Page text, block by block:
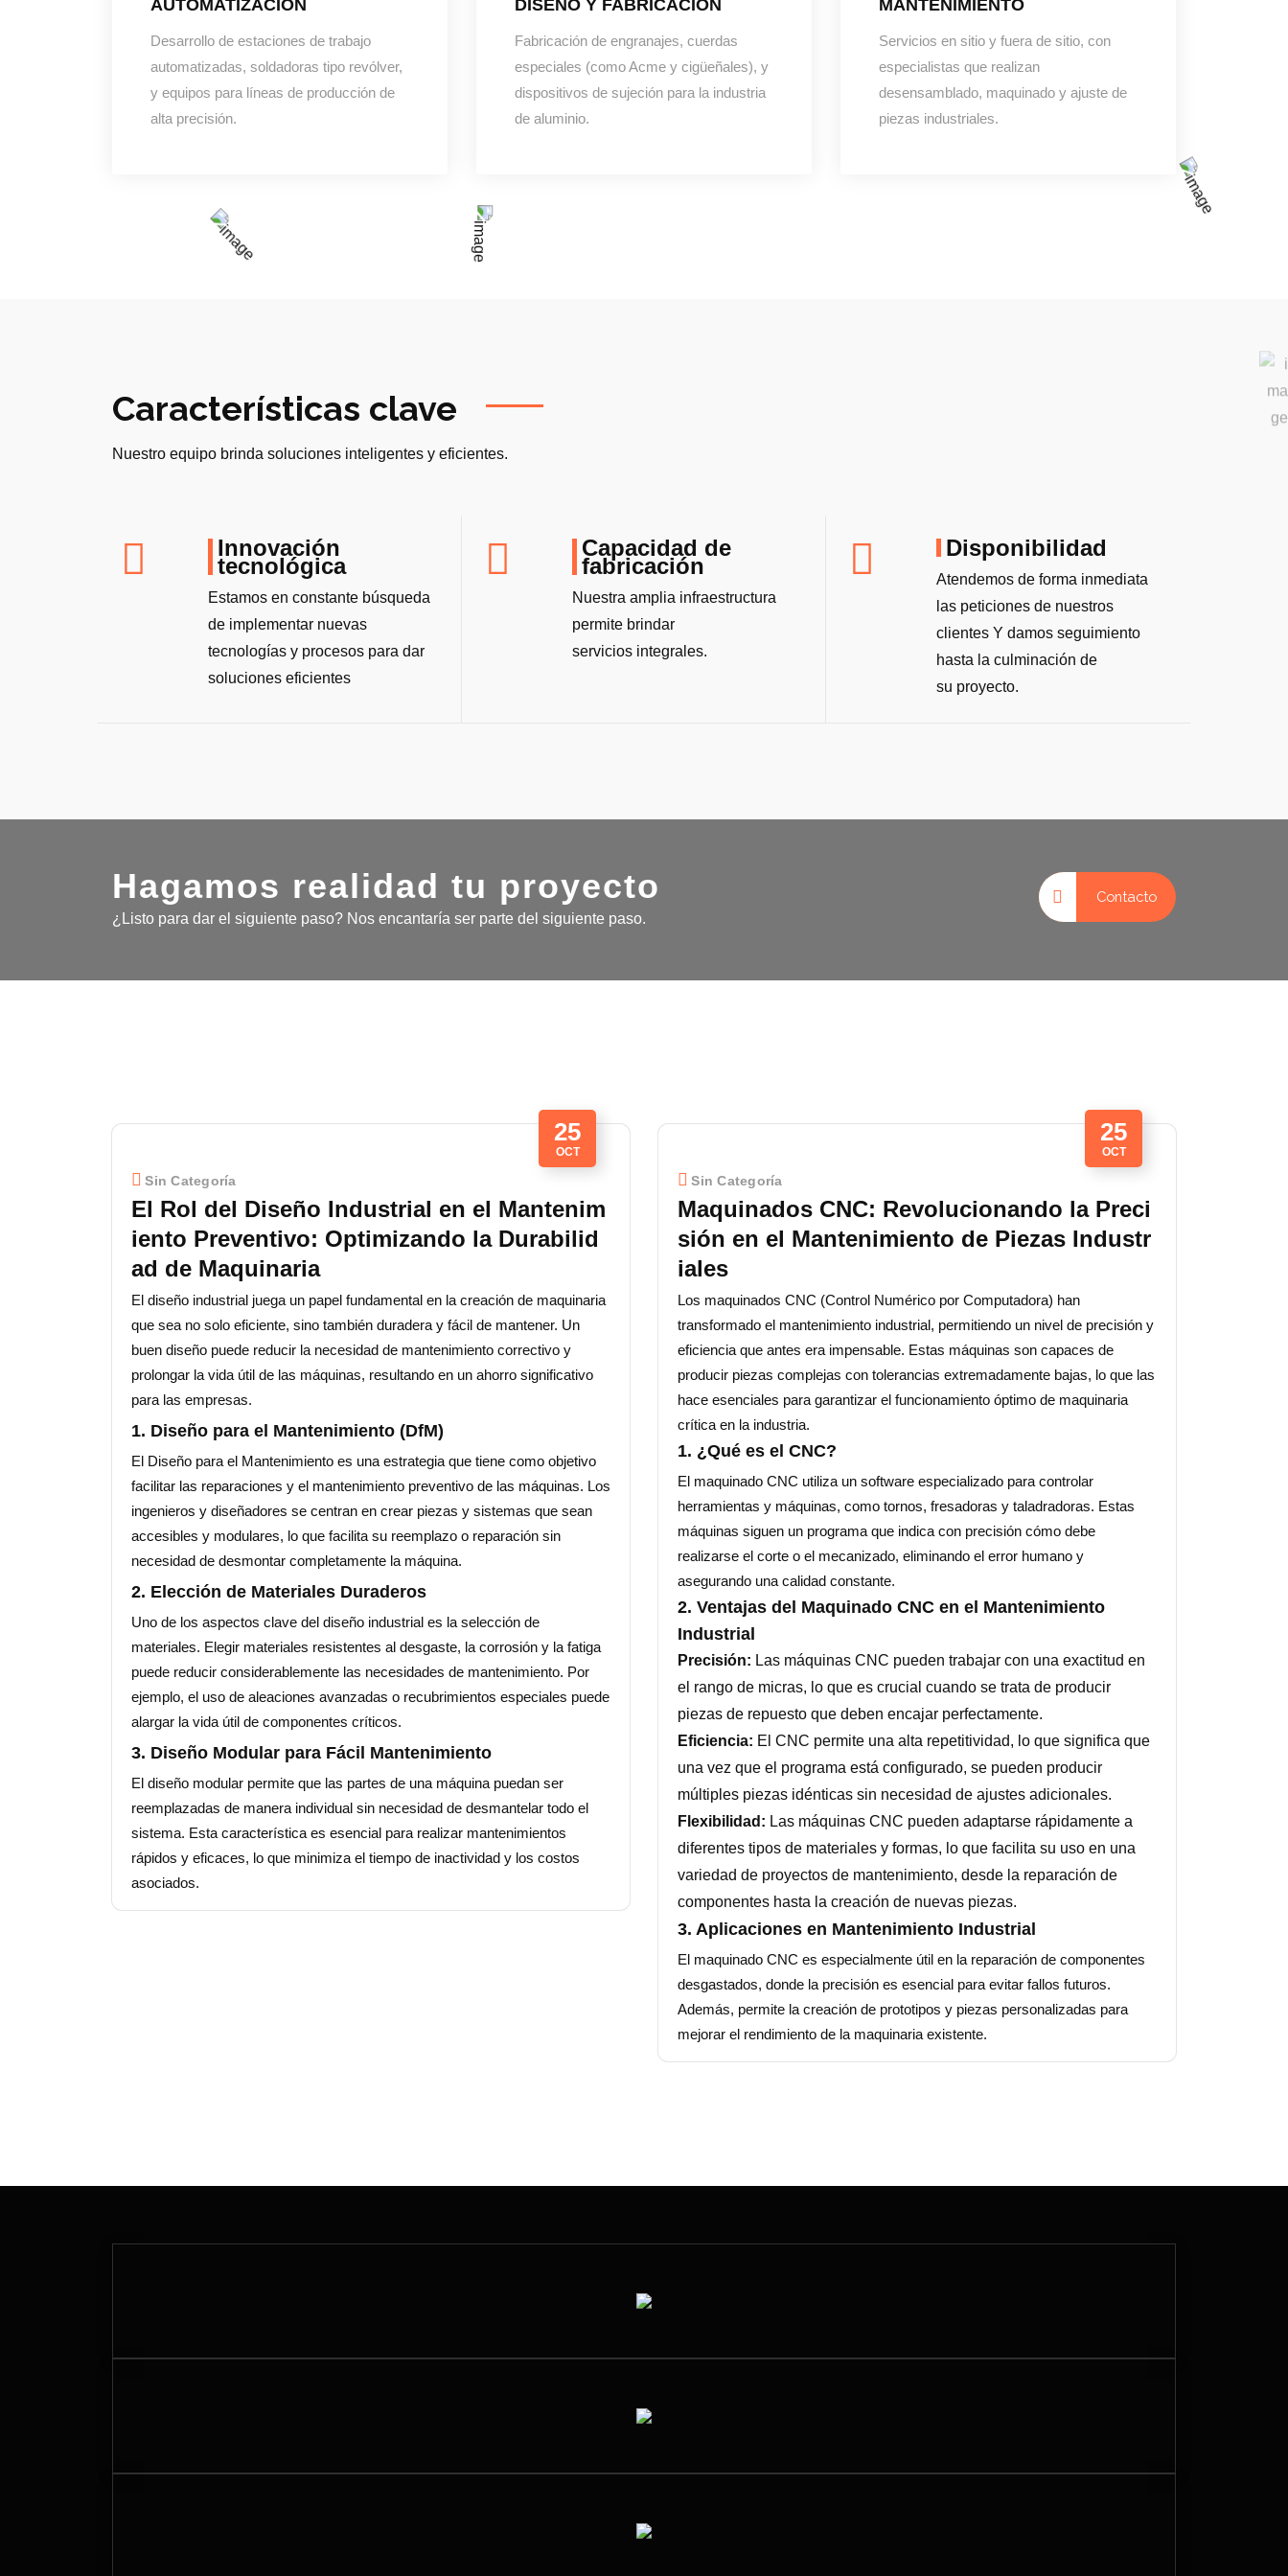
AUTOMATIZACIÓN
Desarrollo de estaciones de trabajo
automatizadas, soldadoras tipo revólver,
y equipos para líneas de producción de
alta precisión.
DISEÑO Y FABRICACIÓN
Fabricación de engranajes, cuerdas
especiales (como Acme y cigüeñales), y
dispositivos de sujeción para la industria
de aluminio.
MANTENIMIENTO
Servicios en sitio y fuera de sitio, con
especialistas que realizan
desensamblado, maquinado y ajuste de
piezas industriales.
Características clave
Nuestro equipo brinda soluciones inteligentes y eficientes.
Innovación
tecnológica
Estamos en constante búsqueda
de implementar nuevas
tecnologías y procesos para dar
soluciones eficientes
Capacidad de
fabricación
Nuestra amplia infraestructura
permite brindar
servicios integrales.
Disponibilidad
Atendemos de forma inmediata
las peticiones de nuestros
clientes Y damos seguimiento
hasta la culminación de
su proyecto.
Hagamos realidad tu proyecto
¿Listo para dar el siguiente paso? Nos encantaría ser parte del siguiente paso.
Contacto
25
OCT
Sin Categoría
El Rol del Diseño Industrial en el Mantenim
iento Preventivo: Optimizando la Durabilid
ad de Maquinaria
El diseño industrial juega un papel fundamental en la creación de maquinaria
que sea no solo eficiente, sino también duradera y fácil de mantener. Un
buen diseño puede reducir la necesidad de mantenimiento correctivo y
prolongar la vida útil de las máquinas, resultando en un ahorro significativo
para las empresas.
1. Diseño para el Mantenimiento (DfM)
El Diseño para el Mantenimiento es una estrategia que tiene como objetivo
facilitar las reparaciones y el mantenimiento preventivo de las máquinas. Los
ingenieros y diseñadores se centran en crear piezas y sistemas que sean
accesibles y modulares, lo que facilita su reemplazo o reparación sin
necesidad de desmontar completamente la máquina.
2. Elección de Materiales Duraderos
Uno de los aspectos clave del diseño industrial es la selección de
materiales. Elegir materiales resistentes al desgaste, la corrosión y la fatiga
puede reducir considerablemente las necesidades de mantenimiento. Por
ejemplo, el uso de aleaciones avanzadas o recubrimientos especiales puede
alargar la vida útil de componentes críticos.
3. Diseño Modular para Fácil Mantenimiento
El diseño modular permite que las partes de una máquina puedan ser
reemplazadas de manera individual sin necesidad de desmantelar todo el
sistema. Esta característica es esencial para realizar mantenimientos
rápidos y eficaces, lo que minimiza el tiempo de inactividad y los costos
asociados.
25
OCT
Sin Categoría
Maquinados CNC: Revolucionando la Preci
sión en el Mantenimiento de Piezas Industr
iales
Los maquinados CNC (Control Numérico por Computadora) han
transformado el mantenimiento industrial, permitiendo un nivel de precisión y
eficiencia que antes era impensable. Estas máquinas son capaces de
producir piezas complejas con tolerancias extremadamente bajas, lo que las
hace esenciales para garantizar el funcionamiento óptimo de maquinaria
crítica en la industria.
1. ¿Qué es el CNC?
El maquinado CNC utiliza un software especializado para controlar
herramientas y máquinas, como tornos, fresadoras y taladradoras. Estas
máquinas siguen un programa que indica con precisión cómo debe
realizarse el corte o el mecanizado, eliminando el error humano y
asegurando una calidad constante.
2. Ventajas del Maquinado CNC en el Mantenimiento
Industrial
Precisión: Las máquinas CNC pueden trabajar con una exactitud en
el rango de micras, lo que es crucial cuando se trata de producir
piezas de repuesto que deben encajar perfectamente.
Eficiencia: El CNC permite una alta repetitividad, lo que significa que
una vez que el programa está configurado, se pueden producir
múltiples piezas idénticas sin necesidad de ajustes adicionales.
Flexibilidad: Las máquinas CNC pueden adaptarse rápidamente a
diferentes tipos de materiales y formas, lo que facilita su uso en una
variedad de proyectos de mantenimiento, desde la reparación de
componentes hasta la creación de nuevas piezas.
3. Aplicaciones en Mantenimiento Industrial
El maquinado CNC es especialmente útil en la reparación de componentes
desgastados, donde la precisión es esencial para evitar fallos futuros.
Además, permite la creación de prototipos y piezas personalizadas para
mejorar el rendimiento de la maquinaria existente.